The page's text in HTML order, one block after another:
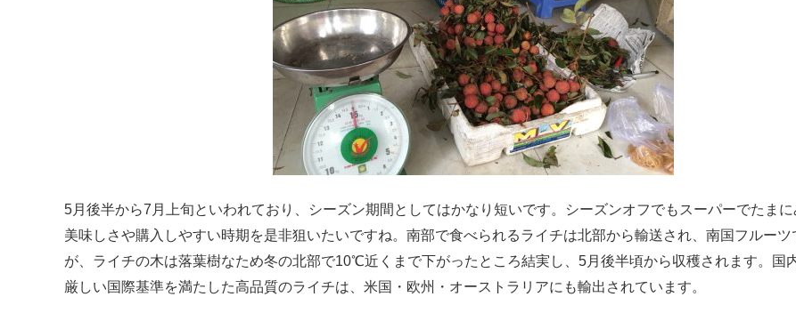
5月後半から7月上旬といわれており、シーズン期間としてはかなり短いです。シーズンオフでもスーパーでたま
美味しさや購入しやすい時期を是非狙いたいですね。南部で食べられるライチは北部から輸送され、南国フルーツ
が、ライチの木は落葉樹なため冬の北部で10℃近くまで下がったところ結実し、5月後半頃から収穫されます。国
厳しい国際基準を満たした高品質のライチは、米国・欧州・オーストラリアにも輸出されています。